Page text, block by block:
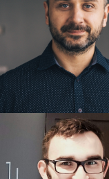
TOMASZ
DUCIN